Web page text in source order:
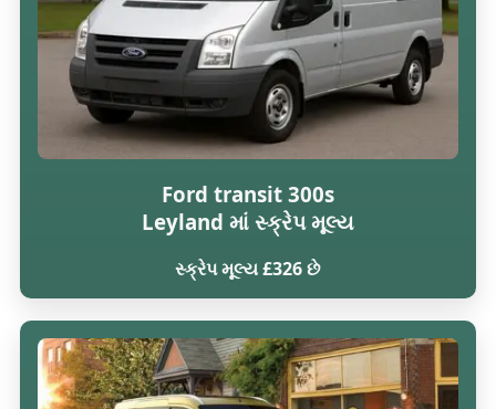
Ford transit 300s
Leyland માં સ્ક્રેપ મૂલ્ય
સ્ક્રેપ મૂલ્ય £326 છે